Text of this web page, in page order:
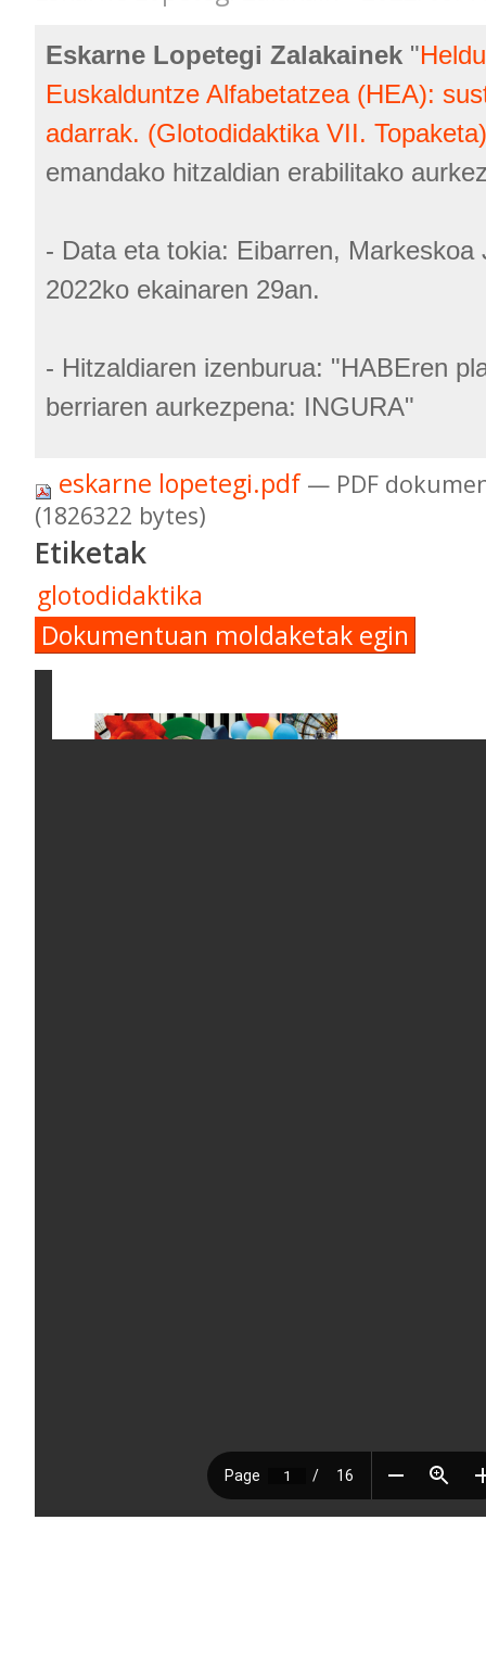
Eskarne Lopetegi Zalakainek "
Euskalduntze Alfabetatzea (HEA):
adarrak. (Glotodidaktika VII. Topaketa)
emandako hitzaldian erabilitako
- Data eta tokia: Eibarren, Markeskoa
2022ko ekainaren 29an.
- Hitzaldiaren izenburua: "HABEren
berriaren aurkezpena: INGURA"
eskarne lopetegi.pdf — PDF
(1826322 bytes)
Etiketak
glotodidaktika
Dokumentuan moldaketak egin